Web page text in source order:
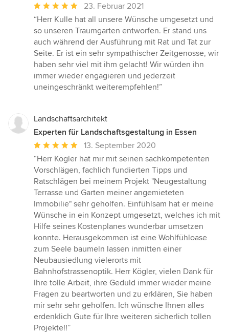
Durchschnittliche
Bewertung:
5
von
5
Sternen
23. Februar 2021
“Herr Kulle hat all unsere Wünsche umgesetzt und
so unseren Traumgarten entworfen. Er stand uns
auch während der Ausführung mit Rat und Tat zur
Seite. Er ist ein sehr sympathischer Zeitgenosse, wir
haben sehr viel mit ihm gelacht! Wir würden ihn
immer wieder engagieren und jederzeit
uneingeschränkt weiterempfehlen!”
Landschaftsarchitekt
Experten für Landschaftsgestaltung in Essen
Durchschnittliche
Bewertung:
5
von
5
Sternen
13. September 2020
“Herr Kögler hat mir mit seinen sachkompetenten
Vorschlägen, fachlich fundierten Tipps und
Ratschlägen bei meinem Projekt "Neugestaltung
Terrasse und Garten meiner angemieteten
Immobilie" sehr geholfen. Einfühlsam hat er meine
Wünsche in ein Konzept umgesetzt, welches ich mit
Hilfe seines Kostenplanes wunderbar umsetzen
konnte. Herausgekommen ist eine Wohlfühloase
zum Seele baumeln lassen inmitten einer
Neubausiedlung vielerorts mit
Bahnhofstrassenoptik. Herr Kögler, vielen Dank für
Ihre tolle Arbeit, ihre Geduld immer wieder meine
Fragen zu beartworten und zu erklären, Sie haben
mir sehr sehr geholfen. Ich wünsche Ihnen alles
erdenklich Gute für Ihre weiteren sicherlich tollen
Projekte!!”